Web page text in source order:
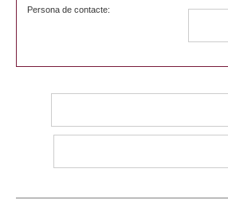
Persona de contacte: